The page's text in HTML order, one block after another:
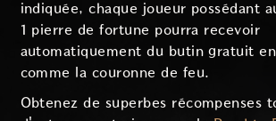
indiquée, chaque joueur possédant
1 pierre de fortune pourra recevoir
automatiquement du butin gratuit
comme la couronne de feu.
Obtenez de superbes récompenses